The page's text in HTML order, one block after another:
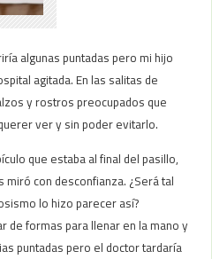
algunas puntadas pero mi hijo
agitada. En las salitas de
y rostros preocupados que
ver y sin poder evitarlo.
que estaba al final del pasillo,
miró con desconfianza. ¿Será tal
lo hizo parecer así?
de formas para llenar en la mano y
puntadas pero el doctor tardaría